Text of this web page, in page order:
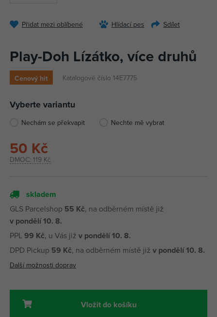
Přidat mezi oblíbené Hlídací pes Sdílet
Play-Doh Lízátko, více druhů
Cenový hit Katalogové číslo 14E7775
Vyberte variantu
Nechám se překvapit Nechte mě vybrat
DMOC: 119 Kč
50 Kč
skladem
GLS Parcelshop 55 Kč, na odběrném místě již
v pondělí 10. 8.
PPL99 Kč, u Vás již v pondělí 10. 8.
DPD Pickup 59 Kč, na odběrném místě již v pondělí 10. 8.
Další možnosti doprav
Vložit do košíku